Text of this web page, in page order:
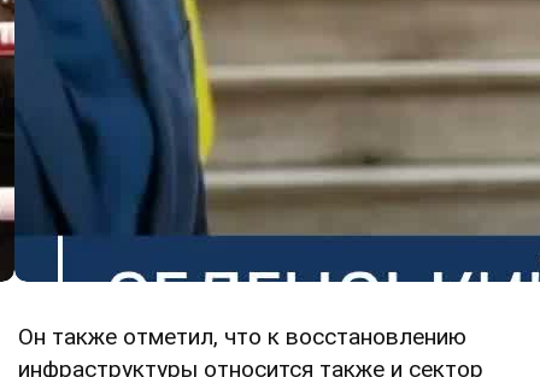
Он также отметил, что к восстановлению
инфраструктуры относится также и сектор